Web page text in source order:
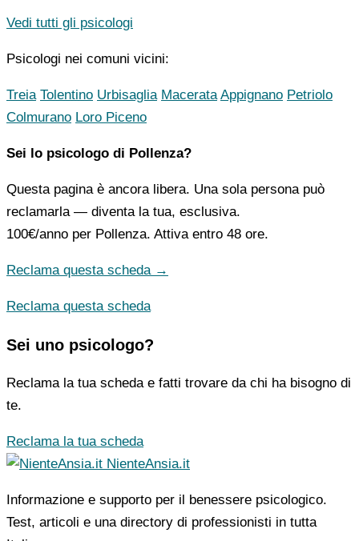
Vedi tutti gli psicologi
Psicologi nei comuni vicini:
Treia Tolentino Urbisaglia Macerata Appignano Petriolo
Colmurano Loro Piceno
Sei lo psicologo di Pollenza?
Questa pagina è ancora libera. Una sola persona può
reclamarla — diventa la tua, esclusiva.
100€/anno per Pollenza. Attiva entro 48 ore.
Reclama questa scheda →
Reclama questa scheda
Sei uno psicologo?
Reclama la tua scheda e fatti trovare da chi ha bisogno di
te.
Reclama la tua scheda
NienteAnsia.it
Informazione e supporto per il benessere psicologico.
Test, articoli e una directory di professionisti in tutta